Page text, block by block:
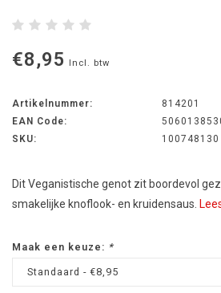
€8,95 Incl. btw
Artikelnummer:
814201
EAN Code:
SKU:
100748130
Dit Veganistische genot zit boordevol
smakelijke knoflook- en kruidensaus.
Maak een keuze: *
Standaard - €8,95